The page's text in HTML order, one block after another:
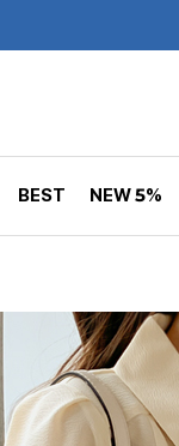
BEST NEW 5%